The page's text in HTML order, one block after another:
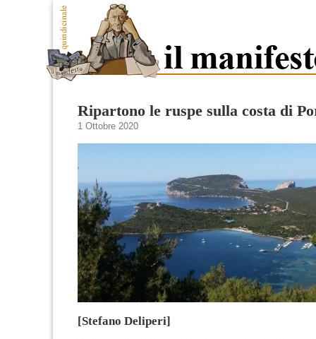
Ripartono le ruspe sulla costa di
1 Ottobre 2020
[Stefano Deliperi]